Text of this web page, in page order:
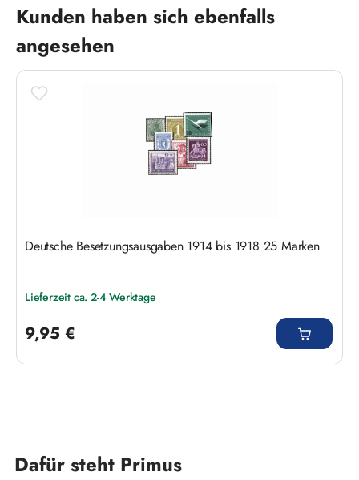
Produktgalerie überspringen
Kunden haben sich ebenfalls
angesehen
Deutsche Besetzungsausgaben 1914 bis 1918 25 Marken
Lieferzeit ca. 2-4 Werktage
9,95 €
Dafür steht Primus